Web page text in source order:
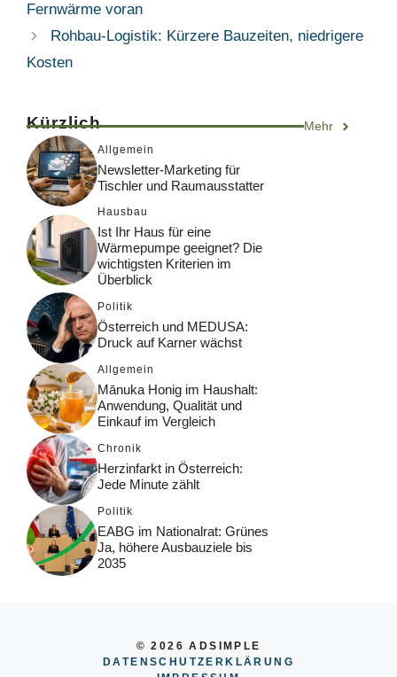
Fernwärme voran
Rohbau-Logistik: Kürzere Bauzeiten, niedrigere
Kosten
Kürzlich Mehr
Allgemein
Newsletter-Marketing für
Tischler und Raumausstatter
Hausbau
Ist Ihr Haus für eine
Wärmepumpe geeignet? Die
wichtigsten Kriterien im
Überblick
Politik
Österreich und MEDUSA:
Druck auf Karner wächst
Allgemein
Mānuka Honig im Haushalt:
Anwendung, Qualität und
Einkauf im Vergleich
Chronik
Herzinfarkt in Österreich:
Jede Minute zählt
Politik
EABG im Nationalrat: Grünes
Ja, höhere Ausbauziele bis
2035
© 2026 ADSIMPLE
DATENSCHUTZERKLÄRUNG